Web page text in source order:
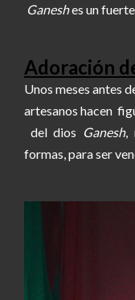
Ganeshes un
Adoración
Unos meses antes
artesanos hacen
del dios Ganesh,
formas, para ser